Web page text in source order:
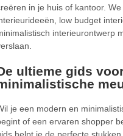
in je huis of kantoor.
low budget
interieurontwerp
ultieme gids
je een modern en
of een ervaren shopper
helpt je de perfecte stukken